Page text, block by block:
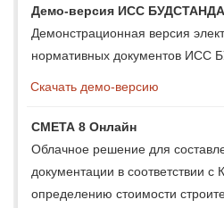
Демо-версия ИСС
Демонстрационная версия
нормативных документов ИСС
Скачать демо-версию
СМЕТА 8 Онлайн
Облачное решение для
документации в соответствии с
определению стоимости